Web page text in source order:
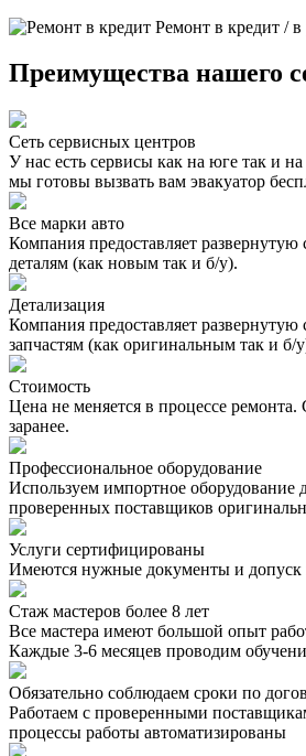
Ремонт в кредит / в
Преимущества нашего
Сеть сервисных центров
У нас есть сервисы как на юге так и
мы готовы вызвать вам эвакуатор
Все марки авто
Компания предоставляет развернутую
деталям (как новым так и б/у).
Детализация
Компания предоставляет развернутую
запчастям (как оригинальным так и б/
Стоимость
Цена не меняется в процессе ремонта.
заранее.
Профессиональное оборудование
Используем импортное оборудование
проверенных поставщиков
Услуги сертифицированы
Имеются нужные документы и допуск
Стаж мастеров более 8 лет
Все мастера имеют большой опыт
Каждые 3-6 месяцев проводим
Обязательно соблюдаем сроки по
Работаем с проверенными
процессы работы автоматизированы